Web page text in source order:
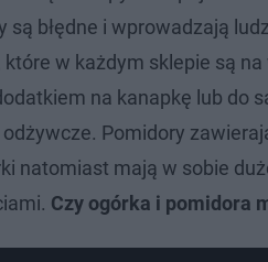
błędne i wprowadzają
w każdym sklepie są
na kanapkę lub do
Pomidory
natomiast mają w sobie
Czy ogórka i pomidora